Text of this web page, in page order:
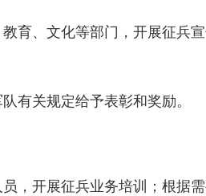
育、文化等部门，开展征兵
有关规定给予表彰和奖励。
，开展征兵业务培训；根据需